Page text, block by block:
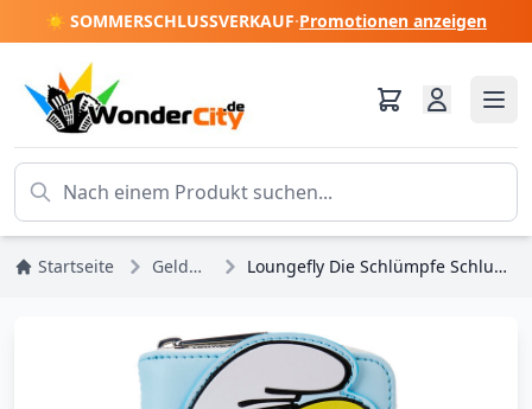
☀️ SOMMERSCHLUSSVERKAUF·Promotionen anzeigen
Startseite Geldbörsen Loungefly Die Schlümpfe Schlumpfine Geldbörse